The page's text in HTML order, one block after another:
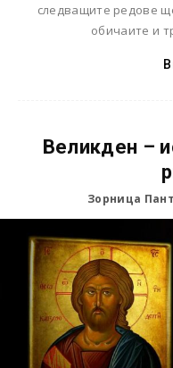
следващите редове
обичаите и
Великден –
Зорница